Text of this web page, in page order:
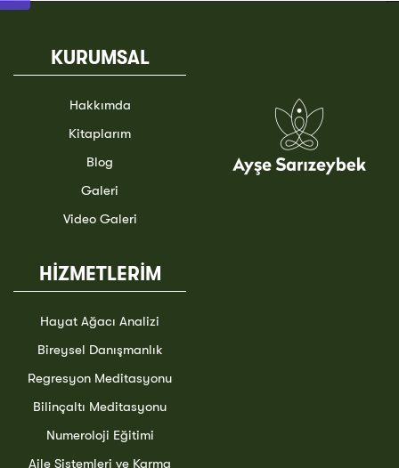
KURUMSAL
Hakkımda
Kitaplarım
Blog
Galeri
Video Galeri
HİZMETLERİM
Hayat Ağacı Analizi
Bireysel Danışmanlık
Regresyon Meditasyonu
Bilinçaltı Meditasyonu
Numeroloji Eğitimi
Aile Sistemleri ve Karma